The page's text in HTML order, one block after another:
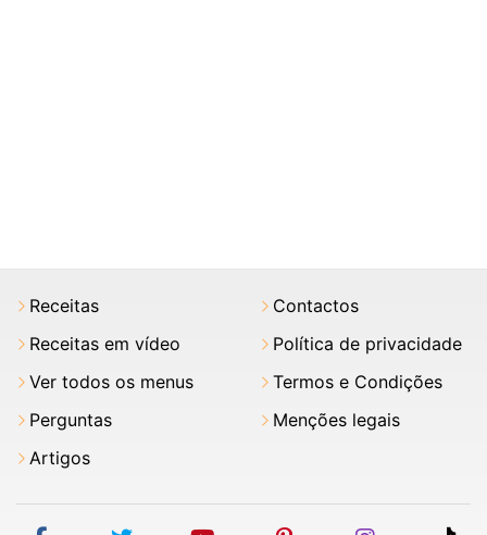
Receitas
Receitas em vídeo
Ver todos os menus
Perguntas
Artigos
Contactos
Política de privacidade
Termos e Condições
Menções legais